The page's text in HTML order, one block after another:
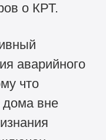
о КРТ.
аварийного
что
дома вне